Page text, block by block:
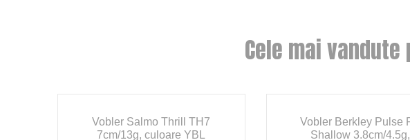
Cele mai
Vobler Salmo Thrill TH7
7cm/13g, culoare YBL
Vobler Berkley Pulse
Shallow 3.8cm/4.5g,